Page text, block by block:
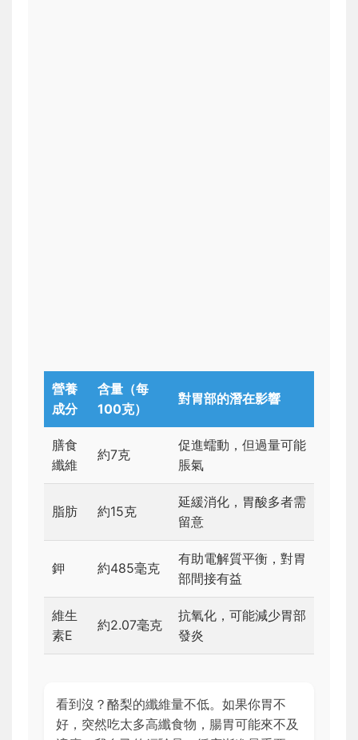
營養
成分
含量（每
100克）
對胃部的潛在影響
膳食
纖維
約7克
促進蠕動，但過量可能
脹氣
脂肪 約15克
延緩消化，胃酸多者需
留意
鉀 約485毫克
有助電解質平衡，對胃
部間接有益
維生
素E
約2.07毫克
抗氧化，可能減少胃部
發炎
看到沒？酪梨的纖維量不低。如果你胃不
好，突然吃太多高纖食物，腸胃可能來不及